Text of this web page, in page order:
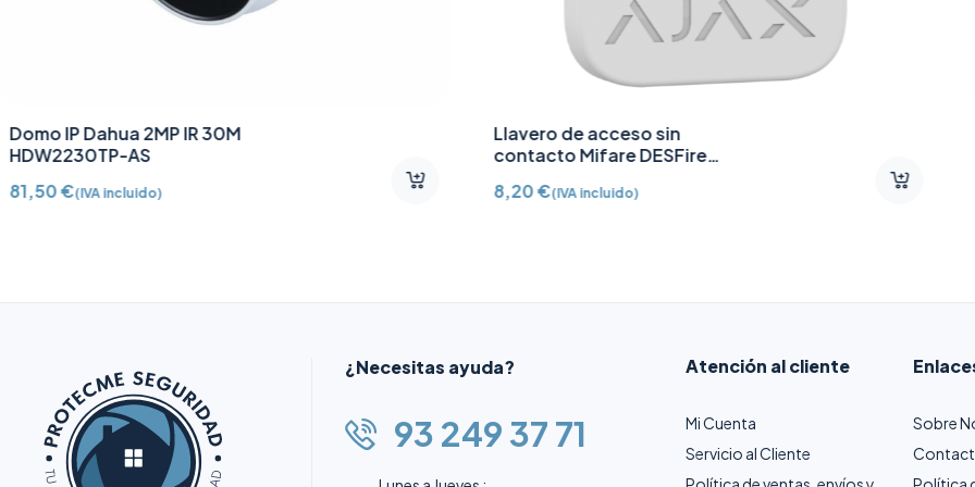
Llavero de acceso sin
contacto Mifare DESFire
8,20€(IVA incluido)
Fuente de alimentación 12V
CC /2A
10,91€ (IVA incluido)
¿Necesitas ayuda?
93 249 37 71
Atención al cliente
Mi Cuenta
Servicio al Cliente
Sobre